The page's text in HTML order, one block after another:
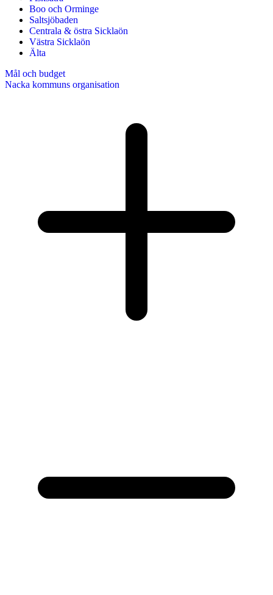
Boo och Orminge
Saltsjöbaden
Centrala & östra Sicklaön
Västra Sicklaön
Älta
Mål och budget
Nacka kommuns organisation